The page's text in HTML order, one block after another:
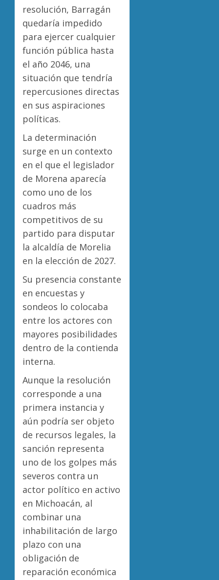
resolución, Barragán
quedaría impedido
para ejercer cualquier
función pública hasta
el año 2046, una
situación que tendría
repercusiones directas
en sus aspiraciones
políticas.
La determinación
surge en un contexto
en el que el legislador
de Morena aparecía
como uno de los
cuadros más
competitivos de su
partido para disputar
la alcaldía de Morelia
en la elección de 2027.
Su presencia constante
en encuestas y
sondeos lo colocaba
entre los actores con
mayores posibilidades
dentro de la contienda
interna.
Aunque la resolución
corresponde a una
primera instancia y
aún podría ser objeto
de recursos legales, la
sanción representa
uno de los golpes más
severos contra un
actor político en activo
en Michoacán, al
combinar una
inhabilitación de largo
plazo con una
obligación de
reparación económica